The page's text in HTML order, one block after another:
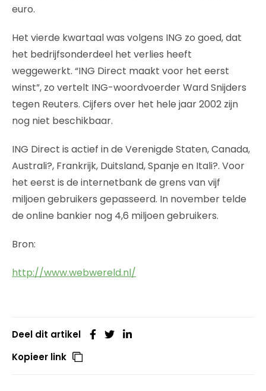
euro.
Het vierde kwartaal was volgens ING zo goed, dat
het bedrijfsonderdeel het verlies heeft
weggewerkt. “ING Direct maakt voor het eerst
winst”, zo vertelt ING-woordvoerder Ward Snijders
tegen Reuters. Cijfers over het hele jaar 2002 zijn
nog niet beschikbaar.
ING Direct is actief in de Verenigde Staten, Canada,
Australi?, Frankrijk, Duitsland, Spanje en Itali?. Voor
het eerst is de internetbank de grens van vijf
miljoen gebruikers gepasseerd. In november telde
de online bankier nog 4,6 miljoen gebruikers.
Bron:
http://www.webwereld.nl/
Deel dit artikel
Kopieer link